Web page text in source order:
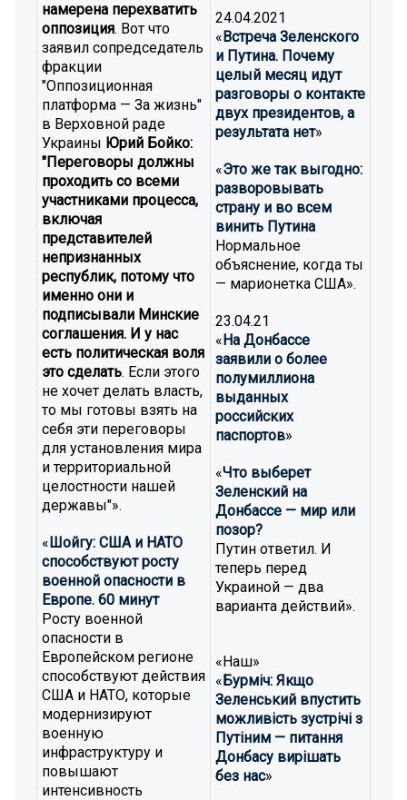
намерена перехватить
оппозиция. Вот что
заявил сопредседатель
фракции
"Оппозиционная
платформа — За жизнь"
в Верховной раде
Украины Юрий Бойко:
"Переговоры должны
проходить со всеми
участниками процесса,
включая
представителей
непризнанных
республик, потому что
именно они и
подписывали Минские
соглашения. И у нас
есть политическая воля
это сделать. Если этого
не хочет делать власть,
то мы готовы взять на
себя эти переговоры
для установления мира
и территориальной
целостности нашей
державы"».
«Шойгу: США и НАТО
способствуют росту
военной опасности в
Европе. 60 минут
Росту военной
опасности в
Европейском регионе
способствуют действия
США и НАТО, которые
модернизируют
военную
инфраструктуру и
повышают
интенсивность
24.04.2021
«Встреча Зеленского
и Путина. Почему
целый месяц идут
разговоры о контакте
двух президентов, а
результата нет»
«Это же так выгодно:
разворовывать
страну и во всем
винить Путина
Нормальное
объяснение, когда ты
— марионетка США».
23.04.21
«На Донбассе
заявили о более
полумиллиона
выданных
российских
паспортов»
«Что выберет
Зеленский на
Донбассе — мир или
позор?
Путин ответил. И
теперь перед
Украиной — два
варианта действий».
«Наш»
«Бурміч: Якщо
Зеленський впустить
можливість зустрічі з
Путіним — питання
Донбасу вирішать
без нас»